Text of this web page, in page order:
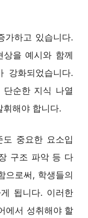
가하고 있습니다.
을 예시와 함께
강화되었습니다.
순한 지식 나열
휘해야 합니다.
중요한 요소입
구조 파악 등 다
으로써, 학생들의
됩니다. 이러한
에서 성취해야 할